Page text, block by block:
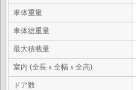
車体重量
車体総重量
最大積載量
室内 (全長ｘ全幅ｘ全高)
ドア数